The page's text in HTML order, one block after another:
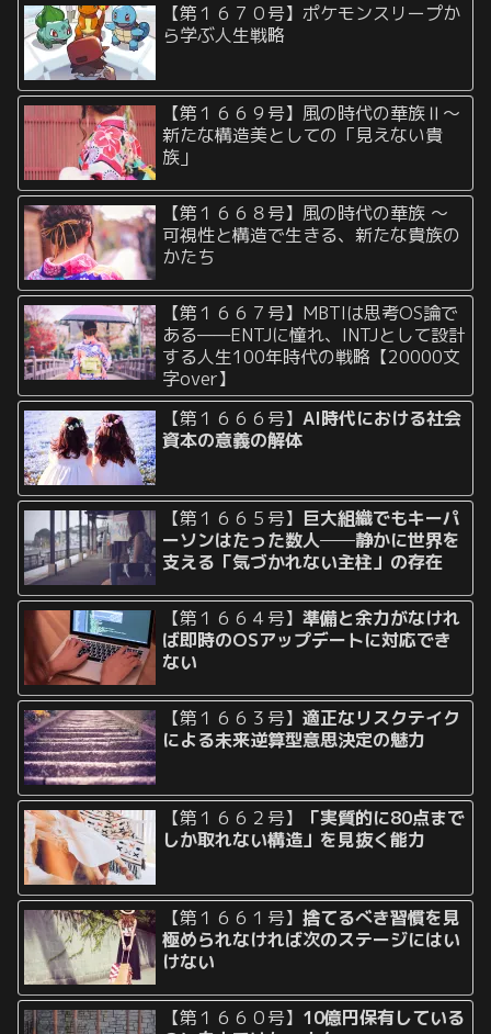
【第１６７０号】ポケモンスリープか
ら学ぶ人生戦略
【第１６６９号】風の時代の華族Ⅱ〜
新たな構造美としての「見えない貴
族」
【第１６６８号】風の時代の華族 〜
可視性と構造で生きる、新たな貴族の
かたち
【第１６６７号】MBTIは思考OS論で
ある——ENTJに憧れ、INTJとして設計
する人生100年時代の戦略【20000文
字over】
【第１６６６号】AI時代における社会
資本の意義の解体
【第１６６５号】 巨大組織でもキーパ
ーソンはたった数人──静かに世界を
支える「気づかれない主柱」の存在
【第１６６４号】準備と余力がなけれ
ば即時のOSアップデートに対応でき
ない
【第１６６３号】適正なリスクテイク
による未来逆算型意思決定の魅力
【第１６６２号】
「実質的に80点まで
しか取れない構造」を見抜く能力
【第１６６１号】捨てるべき習慣を見
極められなければ次のステージにはい
けない
【第１６６０号】 10億円保有している